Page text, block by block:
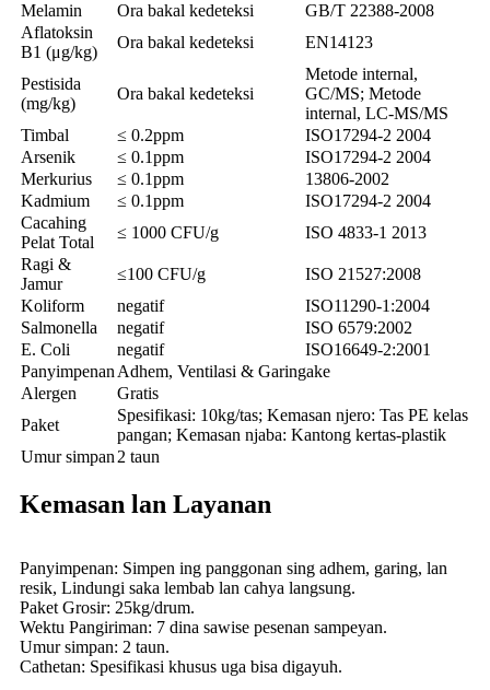
Melamin
Ora bakal kedeteksi
GB/T 22388-2008
Aflatoksin
B1 (μg/kg)
Ora bakal kedeteksi EN14123
Pestisida
(mg/kg)
Ora bakal kedeteksi
Metode internal,
GC/MS; Metode
internal, LC-MS/MS
Timbal
≤ 0.2ppm
ISO17294-2 2004
Arsenik
≤ 0.1ppm
ISO17294-2 2004
Merkurius
≤ 0.1ppm
13806-2002
Kadmium
≤ 0.1ppm
ISO17294-2 2004
Cacahing
Pelat Total
≤ 1000 CFU/g
ISO 4833-1 2013
Ragi &
Jamur
≤100 CFU/g
ISO 21527:2008
Koliform
negatif
ISO11290-1:2004
Salmonella
negatif
ISO 6579:2002
E. Coli
negatif
ISO16649-2:2001
Panyimpenan Adhem, Ventilasi & Garingake
Alergen
Gratis
Paket
Spesifikasi: 10kg/tas; Kemasan njero: Tas PE kelas
pangan; Kemasan njaba: Kantong kertas-plastik
Umur simpan 2 taun
Kemasan lan Layanan
Panyimpenan: Simpen ing panggonan sing adhem, garing, lan
resik, Lindungi saka lembab lan cahya langsung.
Paket Grosir: 25kg/drum.
Wektu Pangiriman: 7 dina sawise pesenan sampeyan.
Umur simpan: 2 taun.
Cathetan: Spesifikasi khusus uga bisa digayuh.